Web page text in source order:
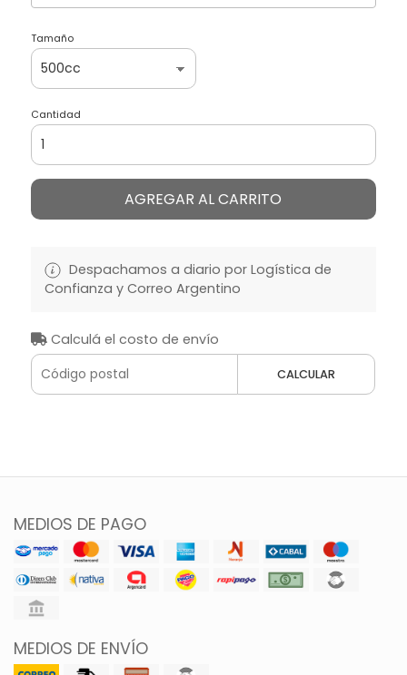
Tamaño
Cantidad
AGREGAR AL CARRITO
Despachamos a diario por Logística de
Confianza y Correo Argentino
Calculá el costo de envío
CALCULAR
MEDIOS DE PAGO
MEDIOS DE ENVÍO